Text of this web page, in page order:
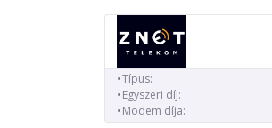
Típus:
Egyszeri díj:
Modem díja: